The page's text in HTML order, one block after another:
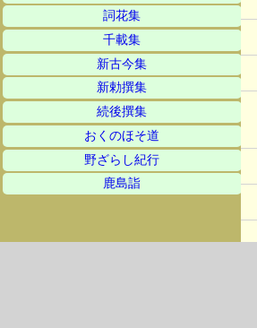
詞花集
千載集
新古今集
新勅撰集
続後撰集
おくのほそ道
野ざらし紀行
鹿島詣